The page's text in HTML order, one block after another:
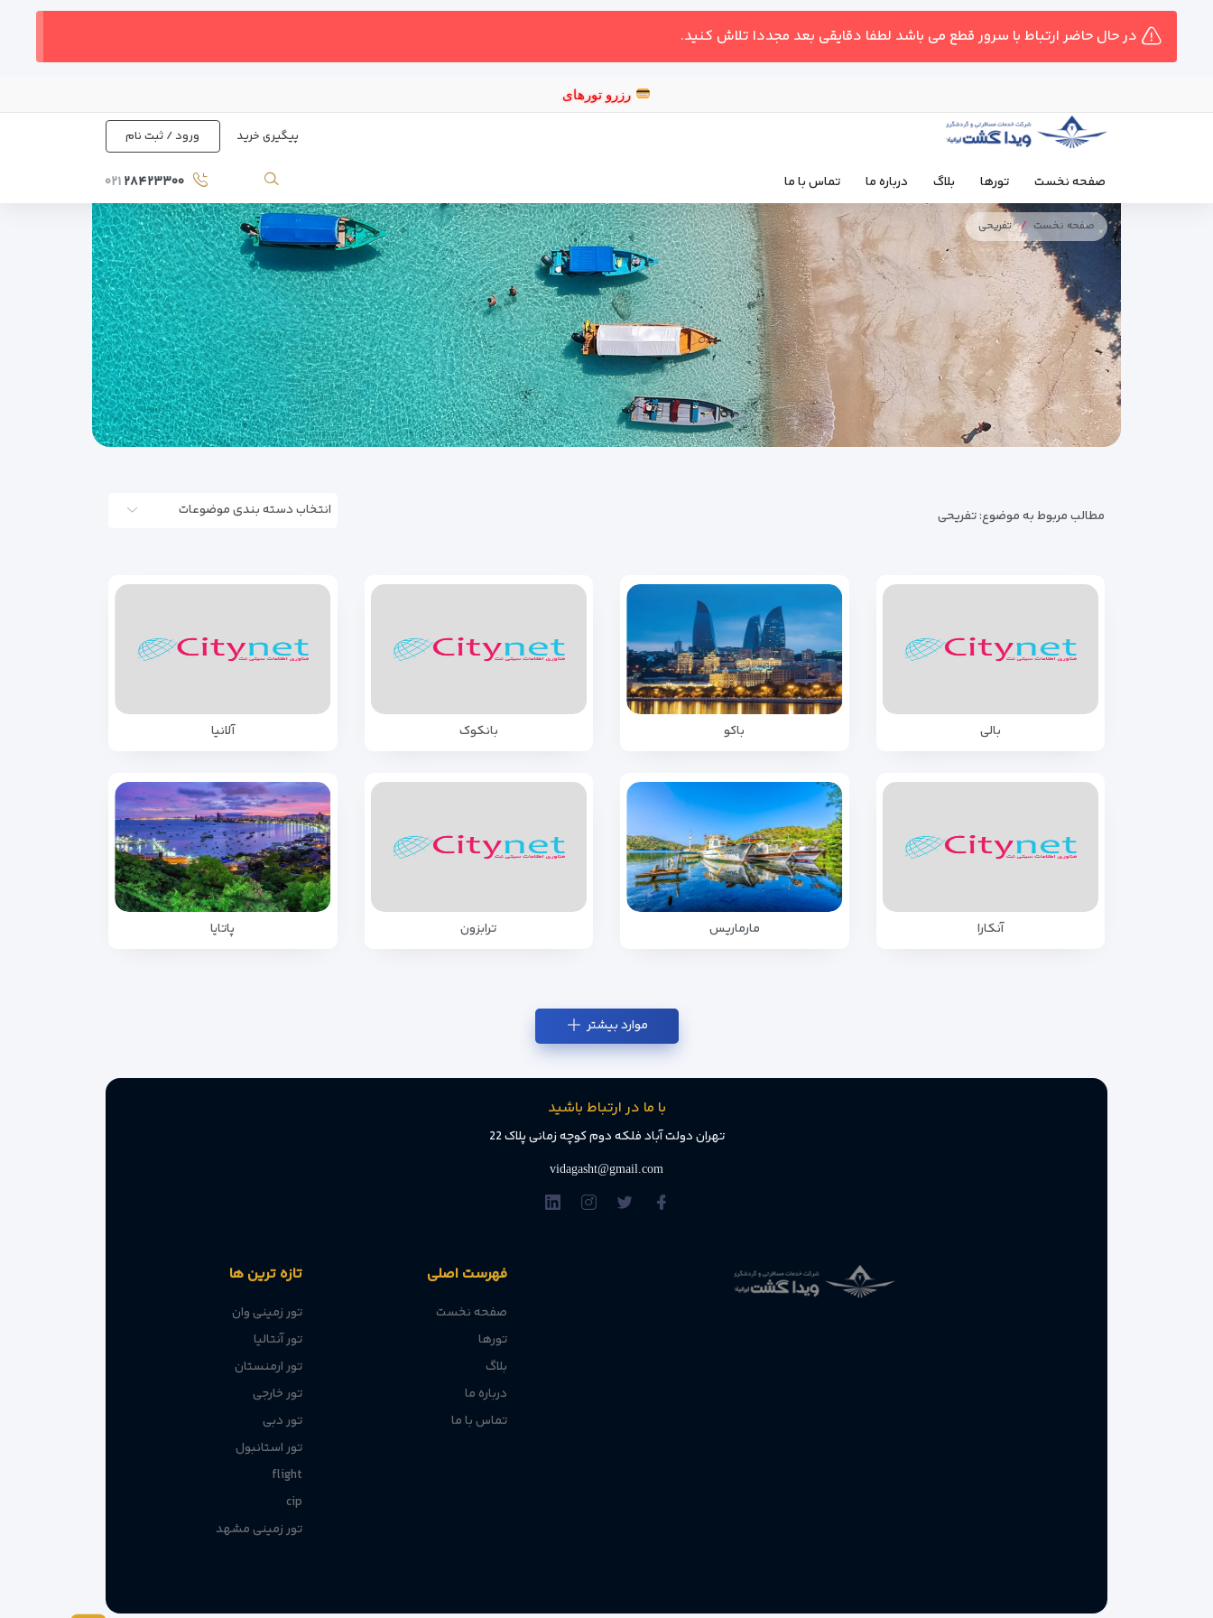
در حال حاضر ارتباط با سرور قطع می باشد لطفا دقایقی بعد مجددا تلاش کنید.
رز
پیگیری خرید ورود / ثبت نام
صفحه نخست تورها بلاگ درباره ما تماس با ما ۲۸۴۲۳۳۰۰ ۰۲۱
صفحه نخست تفریحی
مطالب مربوط به موضوع:تفریحی انتخاب دسته بندی موضوعات
بالی باکو بانکوک آلانیا
آنکارا مارماریس ترابزون پاتایا
موارد بیشتر
با ما در ارتباط باشید
تهران دولت آباد فلکه دوم کوچه زمانی پلاک 22
vidagasht@gmail.com
فهرست اصلی
صفحه نخست
تورها
بلاگ
درباره ما
تماس با ما
تازه ترین ها
تور زمینی وان
تور آنتالیا
تور ارمنستان
تور خارجی
تور دبی
تور استانبول
flight
cip
تور زمینی مشهد